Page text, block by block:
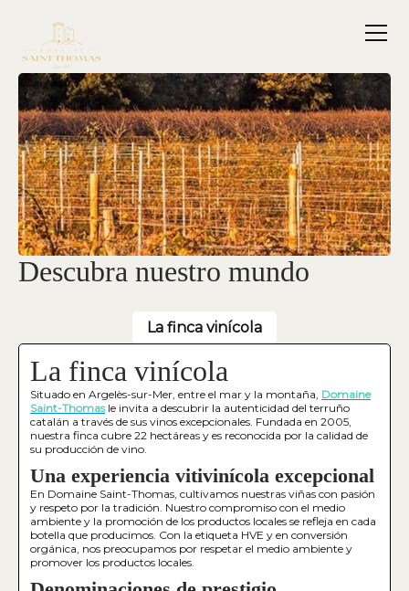
Descubra nuestro mundo
La finca vinícola
La finca vinícola
Situado en Argelès-sur-Mer, entre el mar y la montaña, Domaine
Saint-Thomasle invita a descubrir la autenticidad del terruño
catalán a través de sus vinos excepcionales. Fundada en 2005,
nuestra finca cubre 22 hectáreas y es reconocida por la calidad de
su producción de vino.
Una experiencia vitivinícola excepcional
En Domaine Saint-Thomas, cultivamos nuestras viñas con pasión
y respeto por la tradición. Nuestro compromiso con el medio
ambiente y la promoción de los productos locales se refleja en cada
botella que producimos. Con la etiqueta HVE y en conversión
orgánica, nos preocupamos por respetar el medio ambiente y
promover los productos locales.